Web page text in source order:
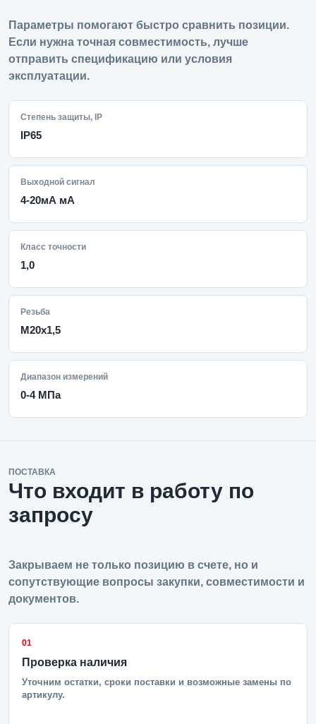
Параметры помогают быстро сравнить позиции.
Если нужна точная совместимость, лучше
отправить спецификацию или условия
эксплуатации.
Степень защиты, IP
IP65
Выходной сигнал
4-20мА мА
Класс точности
1,0
Резьба
M20x1,5
Диапазон измерений
0-4 МПа
ПОСТАВКА
Что входит в работу по
запросу
Закрываем не только позицию в счете, но и
сопутствующие вопросы закупки, совместимости и
документов.
01
Проверка наличия
Уточним остатки, сроки поставки и возможные замены по
артикулу.